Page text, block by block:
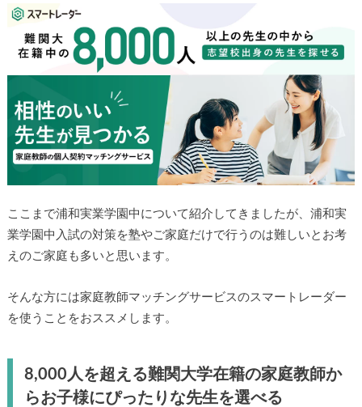
ここまで浦和実業学園中について紹介してきましたが、浦和実
業学園中入試の対策を塾やご家庭だけで行うのは難しいとお考
えのご家庭も多いと思います。
そんな方には家庭教師マッチングサービスのスマートレーダー
を使うことをおススメします。
8,000人を超える難関大学在籍の家庭教師か
らお子様にぴったりな先生を選べる